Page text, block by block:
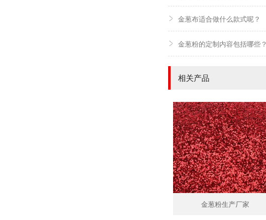
金葱布适合做什么款式呢？
金葱粉的定制内容包括哪些？
相关产品
金葱粉生产厂家